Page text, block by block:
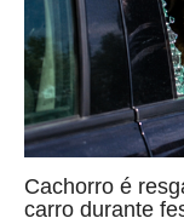
Cachorro é
carro durante